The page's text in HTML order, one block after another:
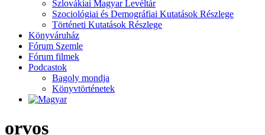
Szlovákiai Magyar Levéltár
Szociológiai és Demográfiai Kutatások Részlege
Történeti Kutatások Részlege
Könyváruház
Fórum Szemle
Fórum filmek
Podcastok
Bagoly mondja
Könyvtörténetek
orvos